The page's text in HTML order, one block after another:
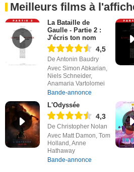
Meilleurs films à
La Bataille de
Gaulle - Partie 2 :
J’écris ton nom
4,5
De Antonin Baudry
Avec Simon Abkarian,
Niels Schneider,
Anamaria Vartolomei
Bande-annonce
L'Odyssée
4,3
De Christopher Nolan
Avec Matt Damon, Tom
Holland, Anne
Hathaway
Bande-annonce